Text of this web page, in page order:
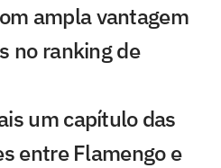
ampla vantagem
no ranking de
um capítulo das
entre Flamengo e